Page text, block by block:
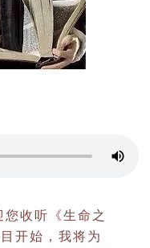
收听《生命之
开始，我将为